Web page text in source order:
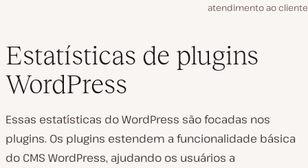
atendimento ao
Estatísticas de plugins
WordPress
Essas estatísticas do WordPress são focadas nos
plugins. Os plugins estendem a funcionalidade básica
do CMS WordPress, ajudando os usuários a